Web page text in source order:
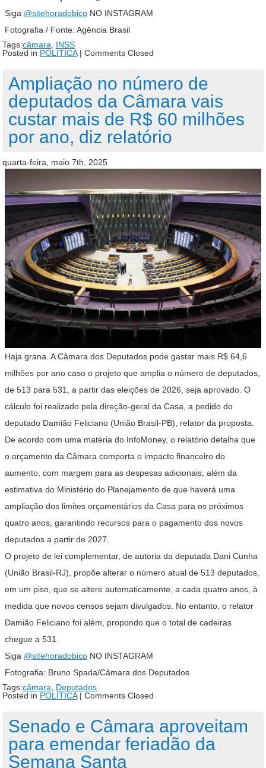
Siga @sitehoradobico NO INSTAGRAM
Fotografia / Fonte: Agência Brasil
Tags:câmara
INSS
Posted in POLÍTICA| Comments Closed
Ampliação no número de
deputados da Câmara vais
custar mais de R$ 60 milhões
por ano, diz relatório
quarta-feira, maio 7th, 2025
Haja grana. A Câmara dos Deputados pode gastar mais R$ 64,6
milhões por ano caso o projeto que amplia o número de deputados,
de 513 para 531, a partir das eleições de 2026, seja aprovado. O
cálculo foi realizado pela direção-geral da Casa, a pedido do
deputado Damião Feliciano (União Brasil-PB), relator da proposta.
De acordo com uma matéria do InfoMoney, o relatório detalha que
o orçamento da Câmara comporta o impacto financeiro do
aumento, com margem para as despesas adicionais, além da
estimativa do Ministério do Planejamento de que haverá uma
ampliação dos limites orçamentários da Casa para os próximos
quatro anos, garantindo recursos para o pagamento dos novos
deputados a partir de 2027.
O projeto de lei complementar, de autoria da deputada Dani Cunha
(União Brasil-RJ), propõe alterar o número atual de 513 deputados,
em um piso, que se altere automaticamente, a cada quatro anos, à
medida que novos censos sejam divulgados. No entanto, o relator
Damião Feliciano foi além, propondo que o total de cadeiras
chegue a 531.
Siga @sitehoradobico NO INSTAGRAM
Fotografia: Bruno Spada/Câmara dos Deputados
Tags:câmara
Deputados
Posted in POLÍTICA| Comments Closed
Senado e Câmara aproveitam
para emendar feriadão da
Semana Santa